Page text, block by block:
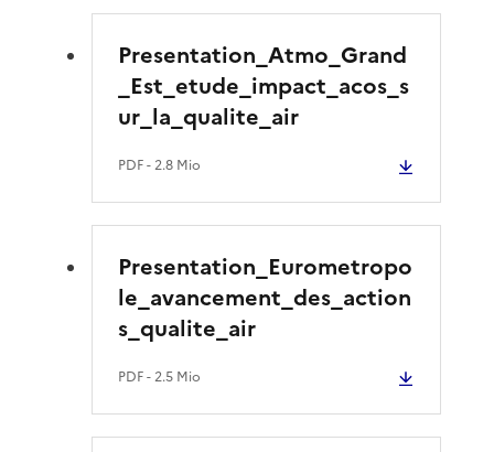
Presentation_Atmo_Grand
_Est_etude_impact_acos_s
ur_la_qualite_air
PDF- 2.8 Mio
Presentation_Eurometropo
le_avancement_des_action
s_qualite_air
PDF- 2.5 Mio